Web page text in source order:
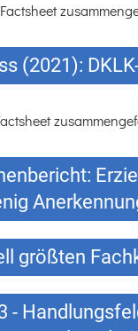
(2021):
größten
-